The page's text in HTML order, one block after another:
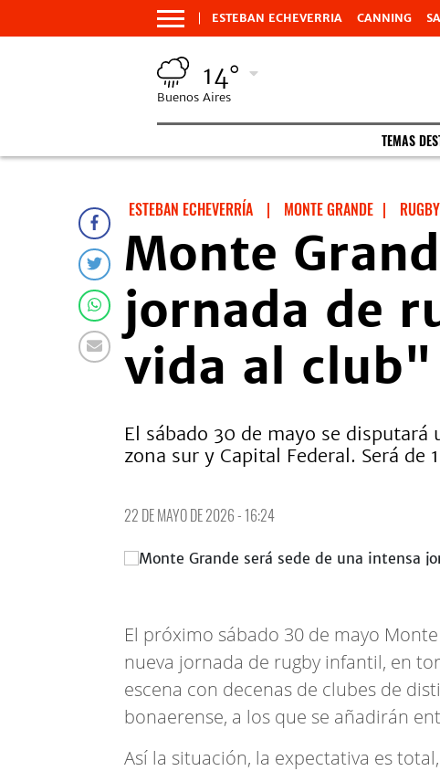
ESTEBAN ECHEVERRIA CANNING
14°
Buenos Aires
TEMAS
ESTEBAN ECHEVERRÍA | MONTE GRANDE | RUGBY
Monte
jornada de
vida al club"
El sábado 30 de mayo se
zona sur y Capital Federal. Será
22 DE MAYO DE 2026 - 16:24
El próximo sábado 30 de mayo
nueva jornada de rugby infantil, en
escena con decenas de clubes de
bonaerense, a los que se añadirán
Así la situación, la expectativa es